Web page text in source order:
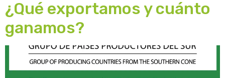
¿Qué exportamos y cuánto
ganamos?